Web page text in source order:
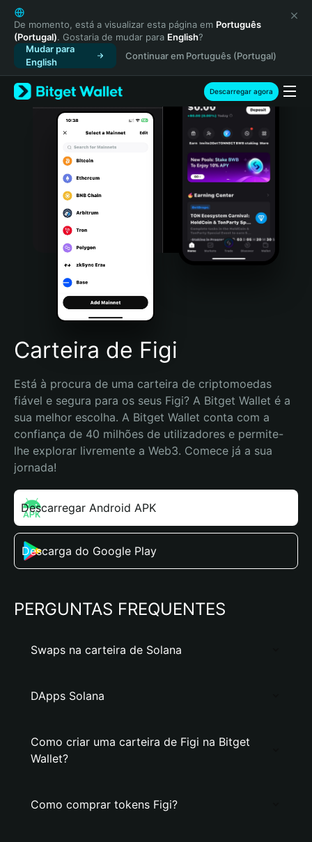
English
日本語
Tiếng Việt
Русский
Español (Latinoamérica)
Türkçe
Italiano
Português (Portugal)
Bahasa Indonesia
Português (Brasil)
Español (Argentina)
De momento, está a visualizar esta página em Português
(Portugal). Gostaria de mudar para English?
Mudar para
English
Continuar em Português (Portugal)
Descarregar agora
Carteira de Figi
Está à procura de uma carteira de criptomoedas
fiável e segura para os seus Figi? A Bitget Wallet é a
sua melhor escolha. A Bitget Wallet conta com a
confiança de 40 milhões de utilizadores e permite-
lhe explorar livremente a Web3. Comece já a sua
jornada!
Descarregar Android APK
Descarga do Google Play
PERGUNTAS FREQUENTES
Swaps na carteira de Solana
DApps Solana
Como criar uma carteira de Figi na Bitget
Wallet?
Como comprar tokens Figi?